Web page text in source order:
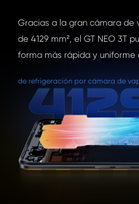
Gracias a la gran cámara de
de 4129 mm², el GT NEO 3T
forma más rápida y uniforme
de refrigeración por cámara de